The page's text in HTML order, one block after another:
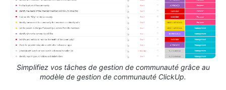
Simplifiez vos tâches de gestion de communauté grâce au
modèle de gestion de communauté ClickUp.